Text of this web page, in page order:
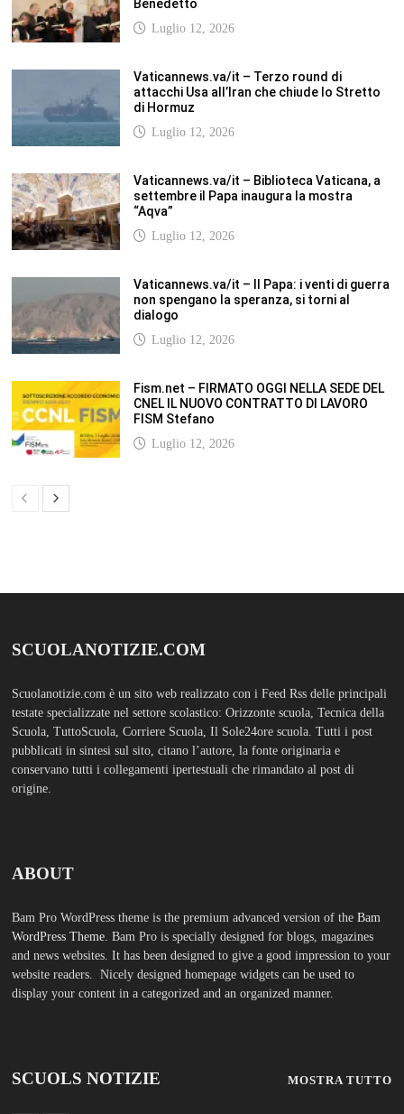
Benedetto
Luglio 12, 2026
Vaticannews.va/it – Terzo round di
attacchi Usa all’Iran che chiude lo Stretto
di Hormuz
Luglio 12, 2026
Vaticannews.va/it – Biblioteca Vaticana, a
settembre il Papa inaugura la mostra
“Aqva”
Luglio 12, 2026
Vaticannews.va/it – Il Papa: i venti di guerra
non spengano la speranza, si torni al
dialogo
Luglio 12, 2026
Fism.net – FIRMATO OGGI NELLA SEDE DEL
CNEL IL NUOVO CONTRATTO DI LAVORO
FISM Stefano
Luglio 12, 2026
SCUOLANOTIZIE.COM
Scuolanotizie.com è un sito web realizzato con i Feed Rss delle principali
testate specializzate nel settore scolastico: Orizzonte scuola, Tecnica della
Scuola, TuttoScuola, Corriere Scuola, Il Sole24ore scuola. Tutti i post
pubblicati in sintesi sul sito, citano l’autore, la fonte originaria e
conservano tutti i collegamenti ipertestuali che rimandato al post di
origine.
ABOUT
Bam Pro WordPress theme is the premium advanced version of the Bam
WordPress Theme. Bam Pro is specially designed for blogs, magazines
and news websites. It has been designed to give a good impression to your
website readers. Nicely designed homepage widgets can be used to
display your content in a categorized and an organized manner.
SCUOLS NOTIZIE MOSTRA TUTTO